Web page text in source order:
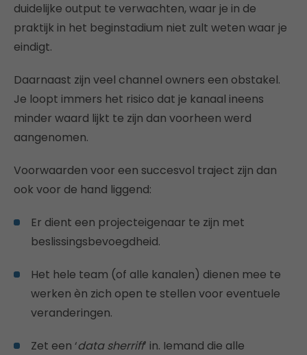
duidelijke output te verwachten, waar je in de
praktijk in het beginstadium niet zult weten waar je
eindigt.
Daarnaast zijn veel channel owners een obstakel.
Je loopt immers het risico dat je kanaal ineens
minder waard lijkt te zijn dan voorheen werd
aangenomen.
Voorwaarden voor een succesvol traject zijn dan
ook voor de hand liggend:
Er dient een projecteigenaar te zijn met
beslissingsbevoegdheid.
Het hele team (of alle kanalen) dienen mee te
werken èn zich open te stellen voor eventuele
veranderingen.
Zet een ‘data sherriff’ in. Iemand die alle